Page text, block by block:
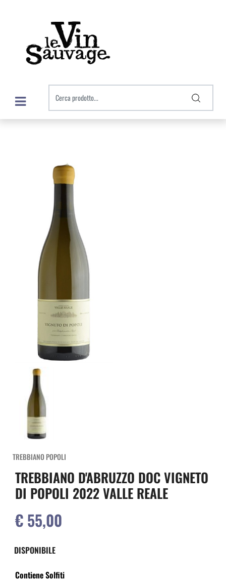
Open menu
TREBBIANO POPOLI
TREBBIANO D'ABRUZZO DOC VIGNETO
DI POPOLI 2022 VALLE REALE
€ 55,00
DISPONIBILE
Contiene Solfiti